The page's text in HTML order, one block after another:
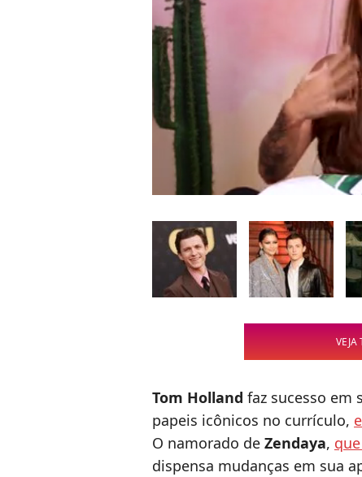
VEJA
Tom Holland faz sucesso em
papeis icônicos no currículo,
O namorado de Zendaya,
dispensa mudanças em sua